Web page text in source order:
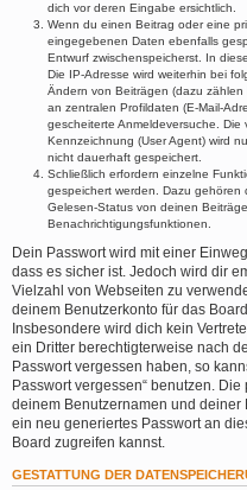
dich vor deren Eingabe ersichtlich.
Wenn du einen Beitrag oder eine
eingegebenen Daten ebenfalls
Entwurf zwischenspeicherst. In
Die IP-Adresse wird weiterhin bei
Ändern von Beiträgen (dazu
an zentralen Profildaten (E-Mail-
gescheiterte Anmeldeversuche. Die
Kennzeichnung (User Agent) wird
nicht dauerhaft gespeichert.
Schließlich erfordern einzelne
gespeichert werden. Dazu gehören
Gelesen-Status von deinen
Benachrichtigungsfunktionen.
Dein Passwort wird mit einer
dass es sicher ist. Jedoch wird dir
Vielzahl von Webseiten zu
deinem Benutzerkonto für das
Insbesondere wird dich kein
ein Dritter berechtigterweise nach
Passwort vergessen haben, so
Passwort vergessen“ benutzen.
deinem Benutzernamen und
ein neu generiertes Passwort an
Board zugreifen kannst.
GESTATTUNG DER